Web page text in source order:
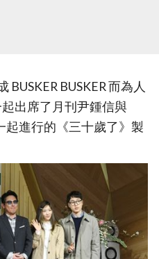
BUSKER 而為人
出席了月刊尹鍾信與
起進行的《三十歲了》製